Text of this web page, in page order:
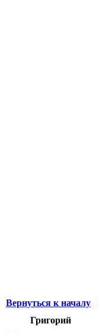
Вернуться к началу
Григорий